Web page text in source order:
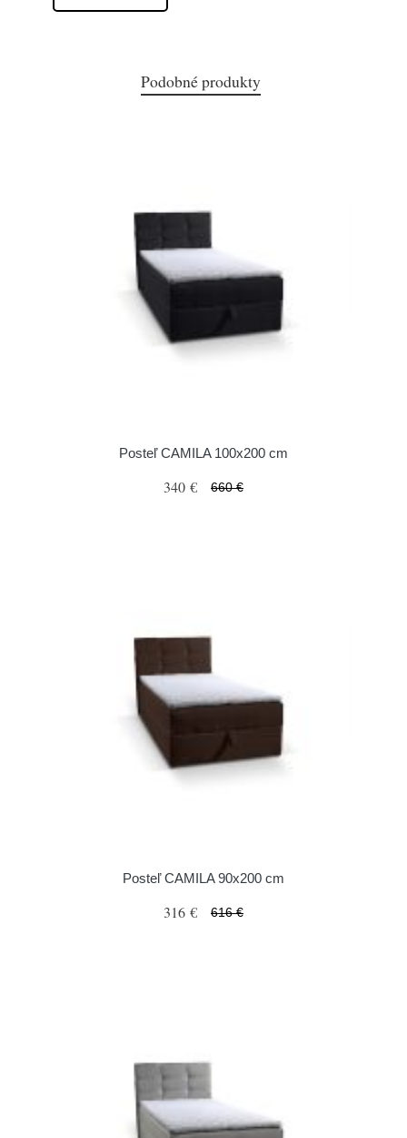
Podobné produkty
Posteľ CAMILA 100x200 cm
340 € 660 €
Posteľ CAMILA 90x200 cm
316 € 616 €